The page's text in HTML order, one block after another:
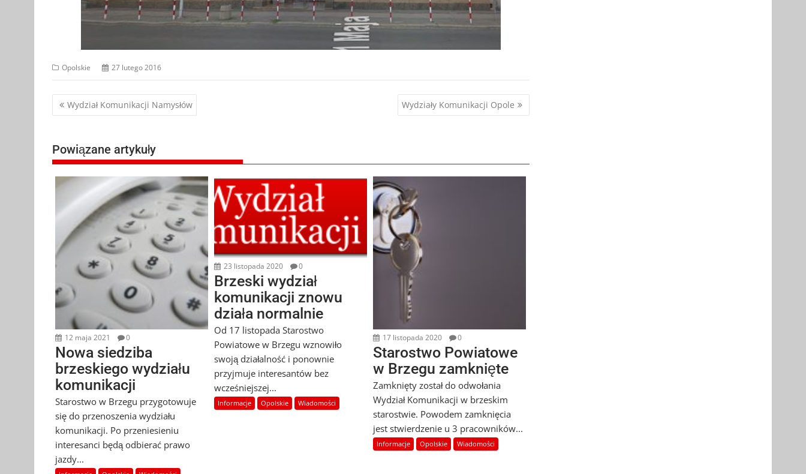
Opolskie 27 lutego 2016
Nawigacja
Wydział Komunikacji Namysłów Wydziały Komunikacji Opole
Powiązane artykuły
12 maja 2021 0
Nowa siedziba
brzeskiego wydziału
komunikacji
Starostwo w Brzegu przygotowuje
się do przenoszenia wydziału
komunikacji. Po przeniesieniu
interesanci będą odbierać prawo
jazdy...
23 listopada 2020 0
Brzeski wydział
komunikacji znowu
działa normalnie
Od 17 listopada Starostwo
Powiatowe w Brzegu wznowiło
swoją działalność i ponownie
przyjmuje interesantów bez
wcześniejszej...
Informacje Opolskie Wiadomości
17 listopada 2020 0
Starostwo Powiatowe
w Brzegu zamknięte
Zamknięty został do odwołania
Wydział Komunikacji w brzeskim
starostwie. Powodem zamknięcia
jest stwierdzenie u 3 pracowników...
Informacje Opolskie Wiadomości